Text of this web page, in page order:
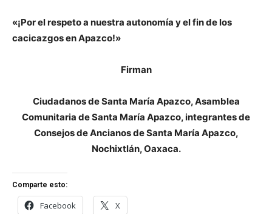
«¡Por el respeto a nuestra autonomía y el fin de los
cacicazgos en Apazco!»
Firman
Ciudadanos de Santa María Apazco, Asamblea
Comunitaria de Santa María Apazco, integrantes de
Consejos de Ancianos de Santa María Apazco,
Nochixtlán, Oaxaca.
Comparte esto:
Facebook X